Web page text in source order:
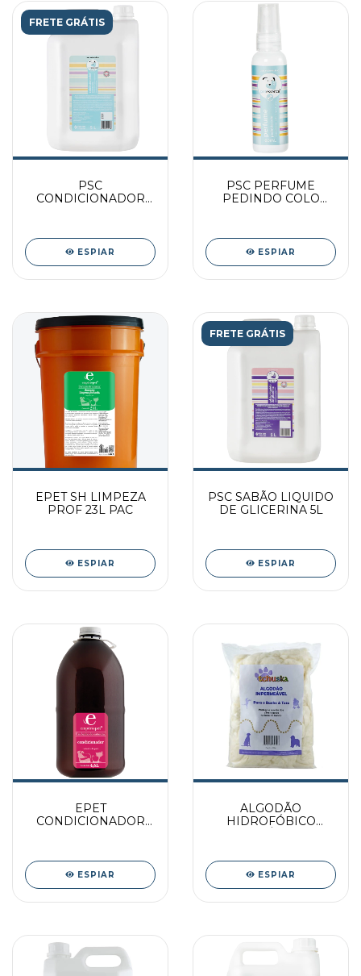
FRETE GRÁTIS
PSC
CONDICIONADOR
ESPIAR
PSC PERFUME
PEDINDO COLO
ESPIAR
EPET SH LIMPEZA
PROF 23L PAC
ESPIAR
FRETE GRÁTIS
PSC SABÃO LIQUIDO
DE GLICERINA 5L
ESPIAR
EPET
CONDICIONADOR
ESPIAR
ALGODÃO
HIDROFÓBICO
ESPIAR